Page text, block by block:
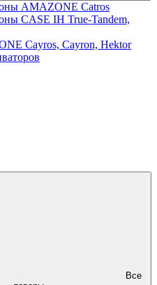
AMAZONE Catros
CASE IH True-Tandem,
Cayros, Cayron, Hektor
Все